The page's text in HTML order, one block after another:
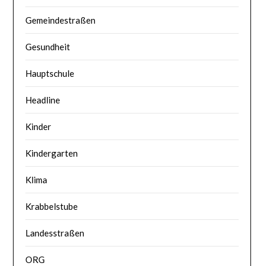
Gemeindestraßen
Gesundheit
Hauptschule
Headline
Kinder
Kindergarten
Klima
Krabbelstube
Landesstraßen
ORG